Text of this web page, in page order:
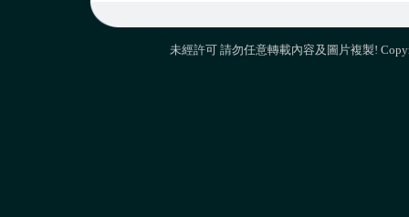
未經許可 請勿任意轉載內容及圖片複製!